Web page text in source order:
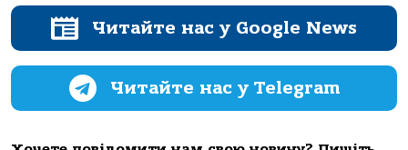
Читайте нас у Google News
Читайте нас у Telegram